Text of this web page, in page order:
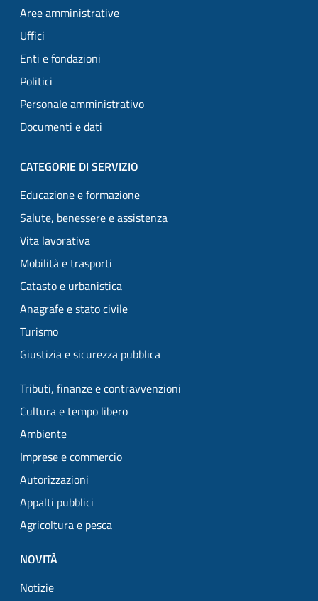
Aree amministrative
Uffici
Enti e fondazioni
Politici
Personale amministrativo
Documenti e dati
CATEGORIE DI SERVIZIO
Educazione e formazione
Salute, benessere e assistenza
Vita lavorativa
Mobilità e trasporti
Catasto e urbanistica
Anagrafe e stato civile
Turismo
Giustizia e sicurezza pubblica
Tributi, finanze e contravvenzioni
Cultura e tempo libero
Ambiente
Imprese e commercio
Autorizzazioni
Appalti pubblici
Agricoltura e pesca
NOVITÀ
Notizie